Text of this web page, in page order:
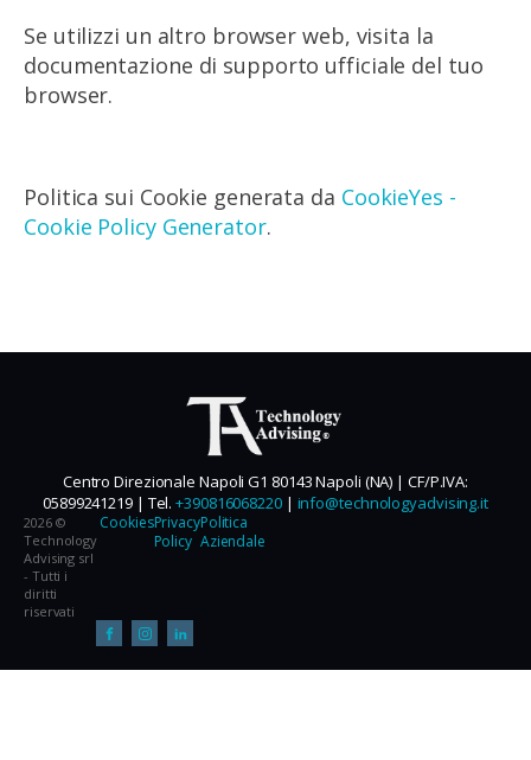
Se utilizzi un altro browser web, visita la
documentazione di supporto ufficiale del tuo
browser.
Politica sui Cookie generata da CookieYes -
Cookie Policy Generator.
Centro Direzionale Napoli G1 80143 Napoli (NA) | CF/P.IVA:
05899241219 | Tel.+390816068220| info@technologyadvising.it
2026 ©
Technology
Advising srl
- Tutti i
diritti
riservati
CookiesPrivacy
Policy
Politica
Aziendale